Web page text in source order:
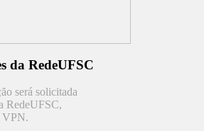
da RedeUFSC
será solicitada
RedeUFSC,
VPN.